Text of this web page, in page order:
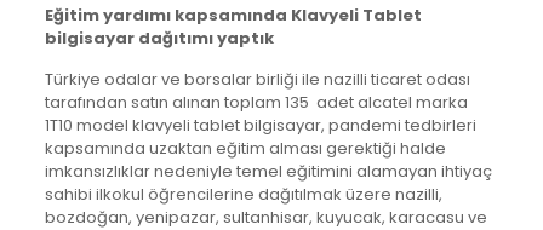
Eğitim yardımı kapsamında Klavyeli Tablet
bilgisayar dağıtımı yaptık
Türkiye odalar ve borsalar birliği ile nazilli ticaret odası
tarafından satın alınan toplam 135 adet alcatel marka
1T10 model klavyeli tablet bilgisayar, pandemi tedbirleri
kapsamında uzaktan eğitim alması gerektiği halde
imkansızlıklar nedeniyle temel eğitimini alamayan ihtiyaç
sahibi ilkokul öğrencilerine dağıtılmak üzere nazilli,
bozdoğan, yenipazar, sultanhisar, kuyucak, karacasu ve